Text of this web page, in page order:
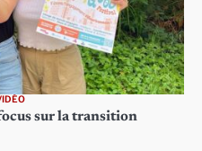
sur la transition